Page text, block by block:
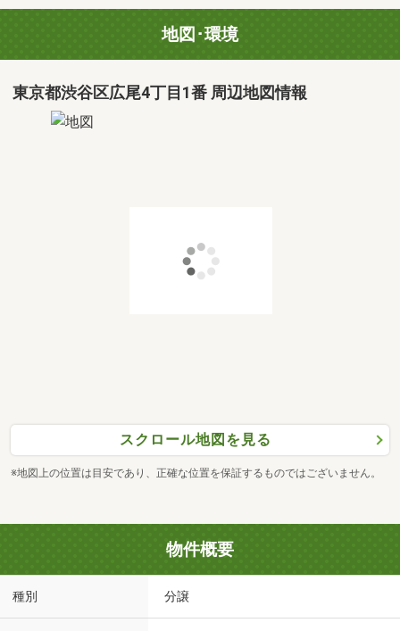
地図･環境
東京都渋谷区広尾4丁目1番 周辺地図情報
スクロール地図を見る
※地図上の位置は目安であり、正確な位置を保証するものではございません。
物件概要
種別 分譲